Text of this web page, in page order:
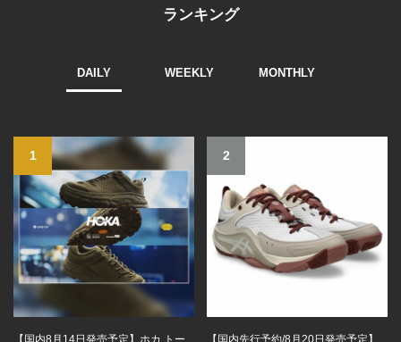
ランキング
DAILY WEEKLY MONTHLY
1
【国内8月14日発売予定】ホカ トー
2
【国内先行予約/8月20日発売予定】